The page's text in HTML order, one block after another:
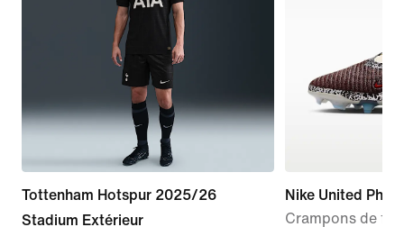
Tottenham Hotspur 2025/26
Stadium Extérieur
Nike United
Crampons de